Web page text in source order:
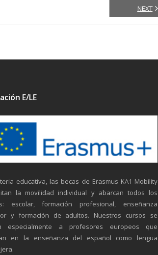
NEXT
E/LE
educativa, las becas de Erasmus KA1 Mobility
la movilidad individual y abarcan todos los
escolar, formación profesional, enseñanza
y formación de adultos. Nuestros cursos se
especialmente a profesores europeos que
en la enseñanza del español como lengua